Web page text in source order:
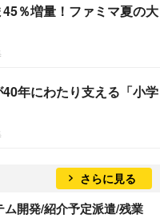
％増量！ファミマ夏の大
年にわたり支える「小学
さらに見る
開発/紹介予定派遣/残業